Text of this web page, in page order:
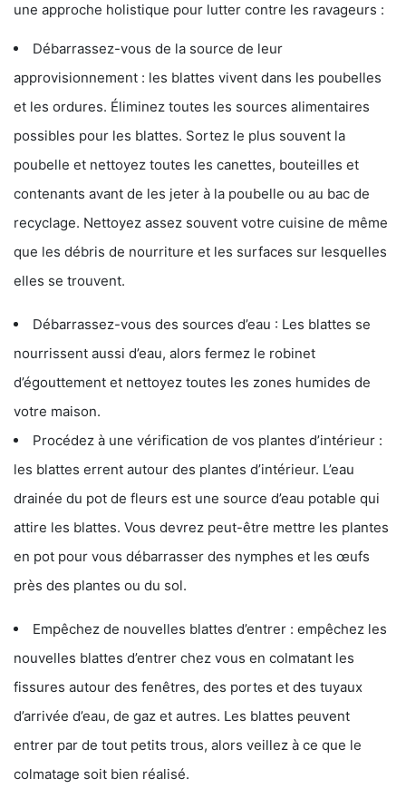
une approche holistique pour lutter contre les ravageurs :
Débarrassez-vous de la source de leur
approvisionnement : les blattes vivent dans les poubelles
et les ordures. Éliminez toutes les sources alimentaires
possibles pour les blattes. Sortez le plus souvent la
poubelle et nettoyez toutes les canettes, bouteilles et
contenants avant de les jeter à la poubelle ou au bac de
recyclage. Nettoyez assez souvent votre cuisine de même
que les débris de nourriture et les surfaces sur lesquelles
elles se trouvent.
Débarrassez-vous des sources d’eau : Les blattes se
nourrissent aussi d’eau, alors fermez le robinet
d’égouttement et nettoyez toutes les zones humides de
votre maison.
Procédez à une vérification de vos plantes d’intérieur :
les blattes errent autour des plantes d’intérieur. L’eau
drainée du pot de fleurs est une source d’eau potable qui
attire les blattes. Vous devrez peut-être mettre les plantes
en pot pour vous débarrasser des nymphes et les œufs
près des plantes ou du sol.
Empêchez de nouvelles blattes d’entrer : empêchez les
nouvelles blattes d’entrer chez vous en colmatant les
fissures autour des fenêtres, des portes et des tuyaux
d’arrivée d’eau, de gaz et autres. Les blattes peuvent
entrer par de tout petits trous, alors veillez à ce que le
colmatage soit bien réalisé.